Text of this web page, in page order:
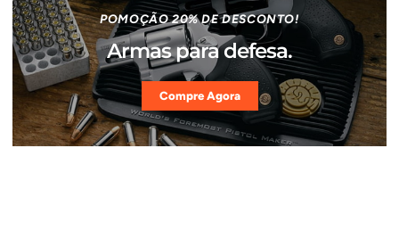
POMOÇÃO 20% DE DESCONTO!
Armas para defesa.
Compre Agora